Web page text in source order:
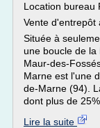
Location bureau
Vente d'entrepôt
Située à
une boucle de
Maur-des-
Marne est l'une
de-Marne (94).
dont plus de
Lire la suite